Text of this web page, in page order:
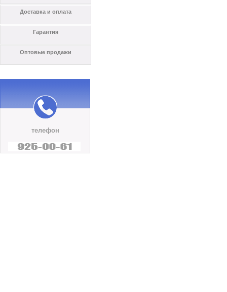
Доставка и оплата
Гарантия
Оптовые продажи
телефон